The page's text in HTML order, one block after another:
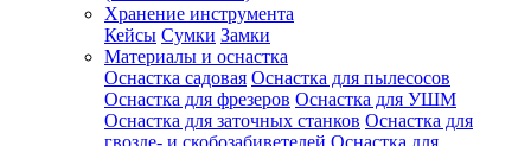
Хранение инструмента
Кейсы Сумки Замки
Материалы и оснастка
Оснастка садовая Оснастка для пылесосов
Оснастка для фрезеров Оснастка для УШМ
Оснастка для заточных станков Оснастка для
гвозде- и скобозабиветелей Оснастка для